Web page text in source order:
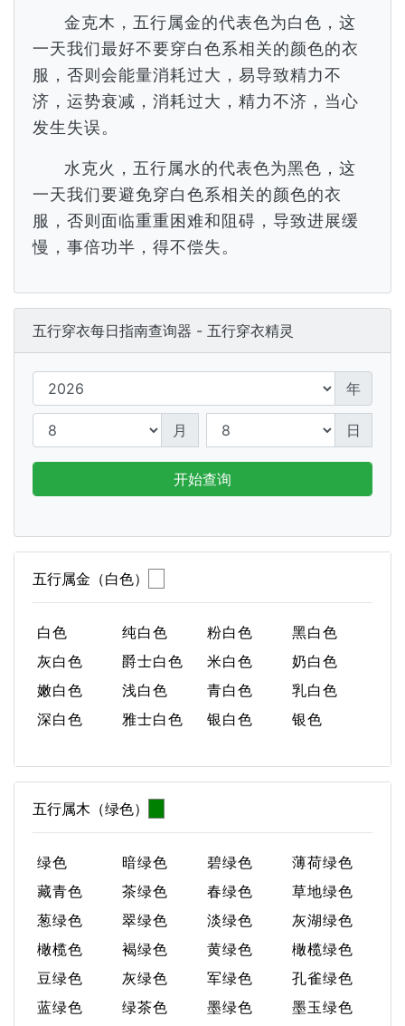
金克木，五行属金的代表色为白色，这
一天我们最好不要穿白色系相关的颜色的衣
服，否则会能量消耗过大，易导致精力不
济，运势衰减，消耗过大，精力不济，当心
发生失误。
水克火，五行属水的代表色为黑色，这
一天我们要避免穿白色系相关的颜色的衣
服，否则面临重重困难和阻碍，导致进展缓
慢，事倍功半，得不偿失。
五行穿衣每日指南查询器 - 五行穿衣精灵
年
月 日
开始查询
五行属金（白色）
白色 纯白色 粉白色
黑白色
灰白色
爵士白色 米白色
奶白色
嫩白色
浅白色 青白色
乳白色
深白色
雅士白色 银白色 银色
五行属木（绿色）
绿色 暗绿色 碧绿色
薄荷绿色
藏青色
茶绿色 春绿色
草地绿色
葱绿色
翠绿色 淡绿色
灰湖绿色
橄榄色
褐绿色 黄绿色
橄榄绿色
豆绿色
灰绿色 军绿色
孔雀绿色
蓝绿色
绿茶色 墨绿色
墨玉绿色